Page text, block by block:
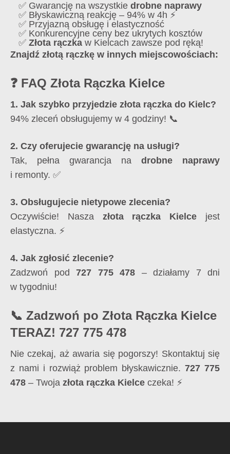
✅ Gwarancję na wszystkie drobne naprawy
✅ Błyskawiczną reakcję – 94% w 4h ⚡
✅ Przyjazną obsługę i elastyczność
✅ Konkurencyjne ceny bez ukrytych kosztów
✅ Złota rączka w Kielcach zawsze pod ręką!
Znajdź złotą rączkę w innych miejscowościach:
❓ FAQ Złota Rączka Kielce
1. Jak szybko przyjedzie złota rączka do Kielc?
94% zleceń obsługujemy w 4 godziny! 📞
2. Czy oferujecie gwarancję na usługi?
Tak, pełna gwarancja na drobne naprawy
i remonty. ✅
3. Obsługujecie nietypowe zlecenia?
Oczywiście! Nasza złota rączka Kielce jest
elastyczna. ⚡
4. Jak zgłosić zlecenie?
Zadzwoń pod 727 775 478 – działamy 7 dni
w tygodniu!
📞 Zadzwoń po Złota Rączka Kielce
TERAZ! 727 775 478
Nie czekaj, aż awaria się pogorszy! Skontaktuj się
z nami i rozwiąż problem błyskawicznie.727 775
478 – Twoja złota rączka Kielce czeka! ⚡